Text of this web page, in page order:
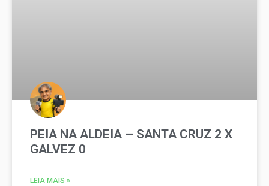
PEIA NA ALDEIA – SANTA CRUZ 2 X
GALVEZ 0
LEIA MAIS »